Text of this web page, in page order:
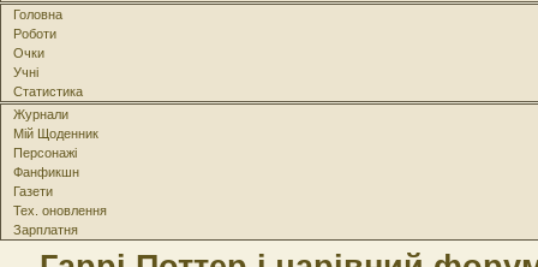
Головна
Роботи
Очки
Учні
Статистика
Журнали
Мій Щоденник
Персонажі
Фанфикшн
Газети
Тех. оновлення
Зарплатня